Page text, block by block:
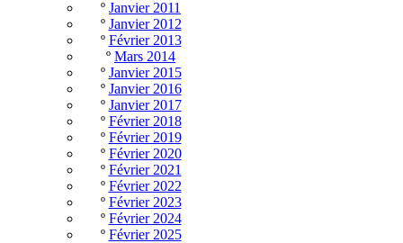
º Janvier 2011
º Janvier 2012
º Février 2013
º Mars 2014
º Janvier 2015
º Janvier 2016
º Janvier 2017
º Février 2018
º Février 2019
º Février 2020
º Février 2021
º Février 2022
º Février 2023
º Février 2024
º Février 2025